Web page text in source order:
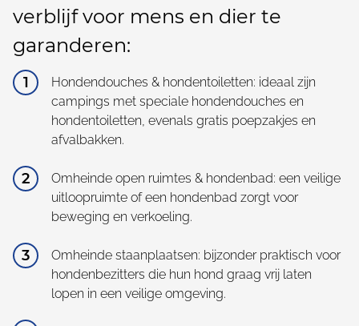
verblijf voor mens en dier te
garanderen:
Hondendouches & hondentoiletten: ideaal zijn
campings met speciale hondendouches en
hondentoiletten, evenals gratis poepzakjes en
afvalbakken.
Omheinde open ruimtes & hondenbad: een veilige
uitloopruimte of een hondenbad zorgt voor
beweging en verkoeling.
Omheinde staanplaatsen: bijzonder praktisch voor
hondenbezitters die hun hond graag vrij laten
lopen in een veilige omgeving.